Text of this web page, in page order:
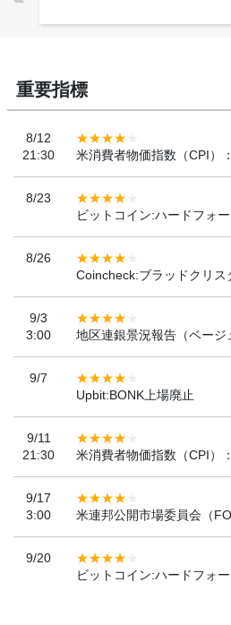
重要指標
8/12
21:30
米消費者物価指数（CPI）
8/23
ビットコイン:ハードフォ
8/26
Coincheck:ブラッドクリス
9/3
3:00
地区連銀景況報告（ベージ
9/7
Upbit:BONK上場廃止
9/11
21:30
米消費者物価指数（CPI）
9/17
3:00
米連邦公開市場委員会（
9/20
ビットコイン:ハードフォ